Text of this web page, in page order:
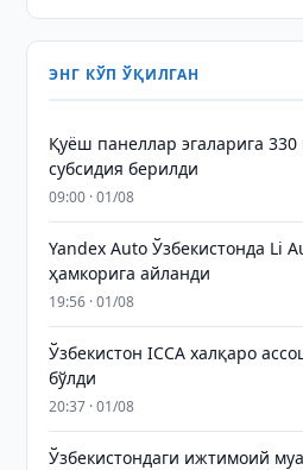
ЭНГ КЎП ЎҚИЛГАН
Қуёш панеллар эгаларига
субсидия берилди
09:00 · 01/08
Yandex Auto Ўзбекистонда Li
ҳамкорига айланди
19:56 · 01/08
Ўзбекистон ICCA халқаро
бўлди
20:37 · 01/08
Ўзбекистондаги ижтимоий